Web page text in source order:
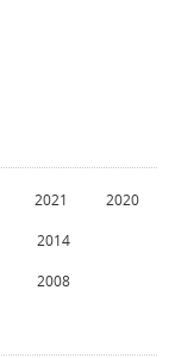
2021 2020
2014
2008